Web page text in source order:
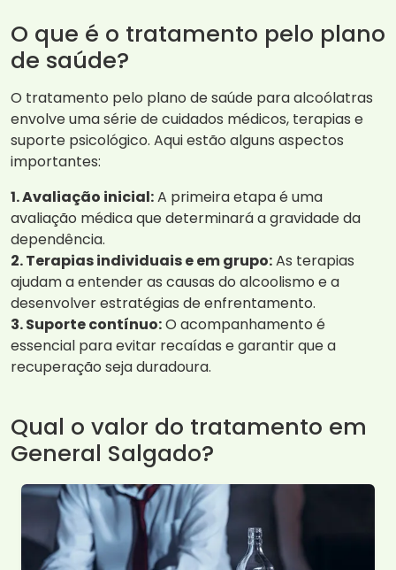
O que é o tratamento pelo plano
de saúde?
O tratamento pelo plano de saúde para alcoólatras
envolve uma série de cuidados médicos, terapias e
suporte psicológico. Aqui estão alguns aspectos
importantes:
1. Avaliação inicial:A primeira etapa é uma
avaliação médica que determinará a gravidade da
dependência.
2. Terapias individuais e em grupo:As terapias
ajudam a entender as causas do alcoolismo e a
desenvolver estratégias de enfrentamento.
3. Suporte contínuo:O acompanhamento é
essencial para evitar recaídas e garantir que a
recuperação seja duradoura.
Qual o valor do tratamento em
General Salgado?